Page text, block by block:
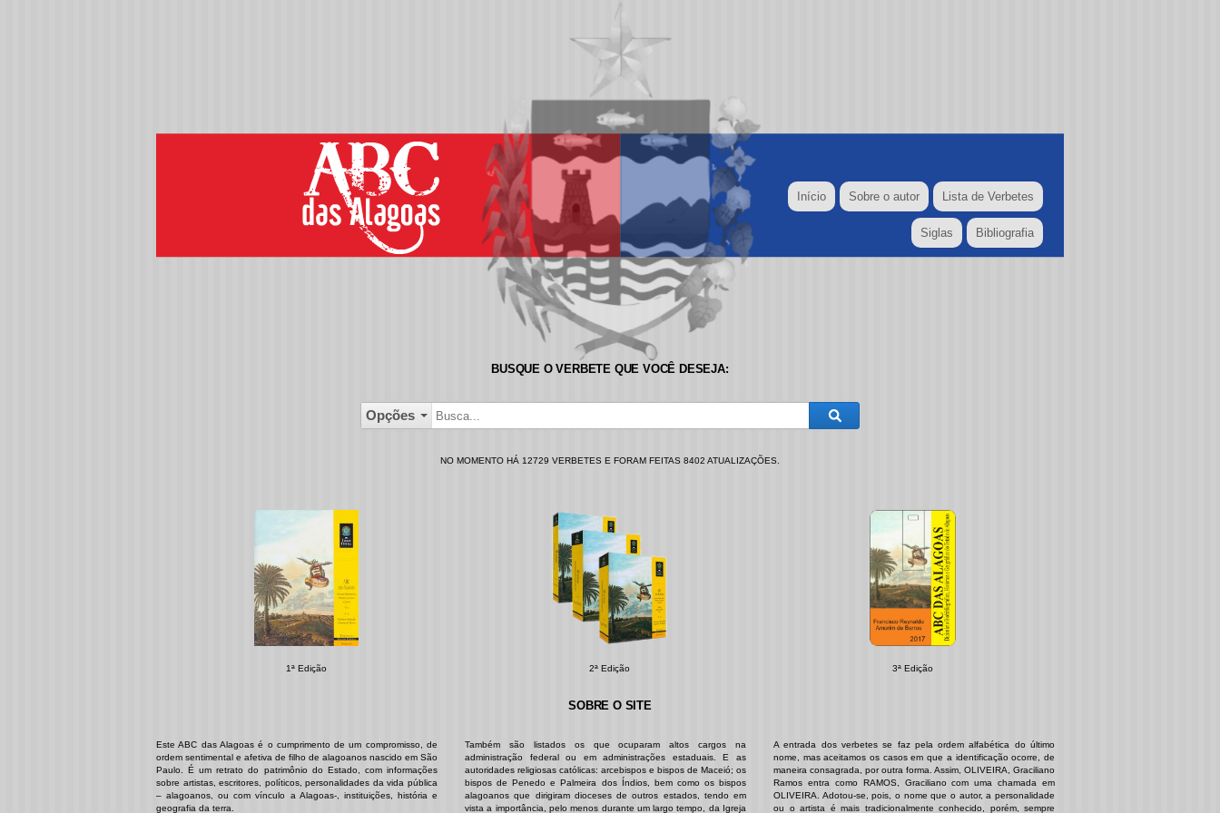
Lista de Verbetes
Sobre o autor
Início
Bibliografia
Siglas
BUSQUE O VERBETE QUE VOCÊ DESEJA:
Opções Pesquisa
NO MOMENTO HÁ 12729 VERBETES E FORAM FEITAS 8402 ATUALIZAÇÕES.
1ª Edição 2ª Edição 3ª Edição
SOBRE O SITE
Este ABC das Alagoas é o cumprimento de um compromisso, de
ordem sentimental e afetiva de filho de alagoanos nascido em São
Paulo. É um retrato do patrimônio do Estado, com informações
sobre artistas, escritores, políticos, personalidades da vida pública
– alagoanos, ou com vínculo a Alagoas-, instituições, história e
geografia da terra.
Também são listados os que ocuparam altos cargos na
administração federal ou em administrações estaduais. E as
autoridades religiosas católicas: arcebispos e bispos de Maceió; os
bispos de Penedo e Palmeira dos Índios, bem como os bispos
alagoanos que dirigiram dioceses de outros estados, tendo em
vista a importância, pelo menos durante um largo tempo, da Igreja
A entrada dos verbetes se faz pela ordem alfabética do último
nome, mas aceitamos os casos em que a identificação ocorre, de
maneira consagrada, por outra forma. Assim, OLIVEIRA, Graciliano
Ramos entra como RAMOS, Graciliano com uma chamada em
OLIVEIRA. Adotou-se, pois, o nome que o autor, a personalidade
ou o artista é mais tradicionalmente conhecido, porém, sempre